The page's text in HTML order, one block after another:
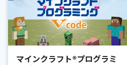
マインクラフト®プログラミ